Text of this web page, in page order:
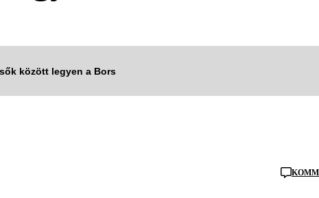
között legyen a Bors